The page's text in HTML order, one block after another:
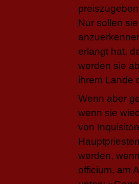
Nur sollen
erlangt hat,
werden sie
ihrem Lande
Wenn aber
wenn sie
von
werden,
officium, am